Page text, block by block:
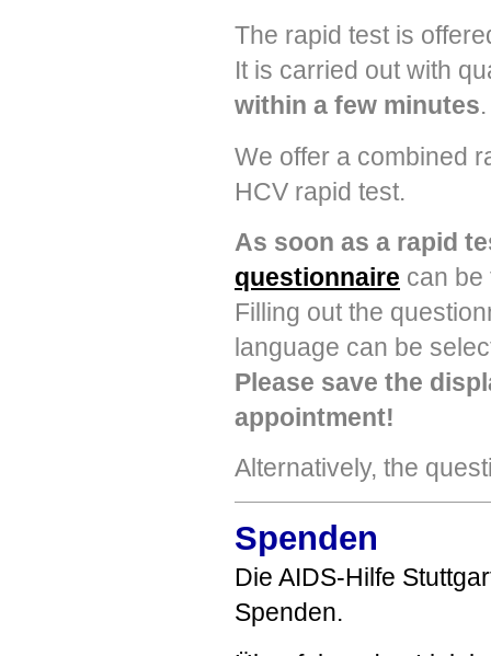
The rapid test is
It is carried out with
within a few minutes.
We offer a combined
HCV rapid test.
As soon as a rapid
questionnaire can
Filling out the
language can be
Please save the
appointment!
Alternatively, the
Spenden
Die AIDS-Hilfe
Spenden.